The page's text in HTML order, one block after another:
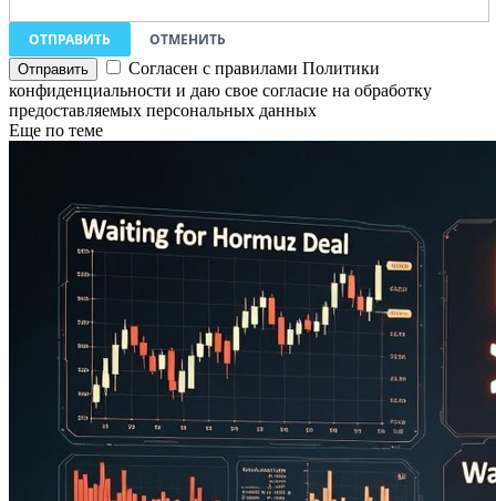
ОТПРАВИТЬ
ОТМЕНИТЬ
Согласен с правилами Политики
конфиденциальности и даю свое согласие на обработку
предоставляемых персональных данных
Еще по теме